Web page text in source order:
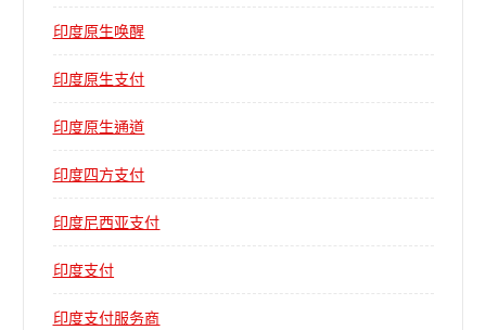
印度原生唤醒
印度原生支付
印度原生通道
印度四方支付
印度尼西亚支付
印度支付
印度支付服务商